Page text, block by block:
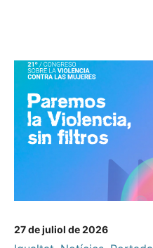
27 de juliol de 2026